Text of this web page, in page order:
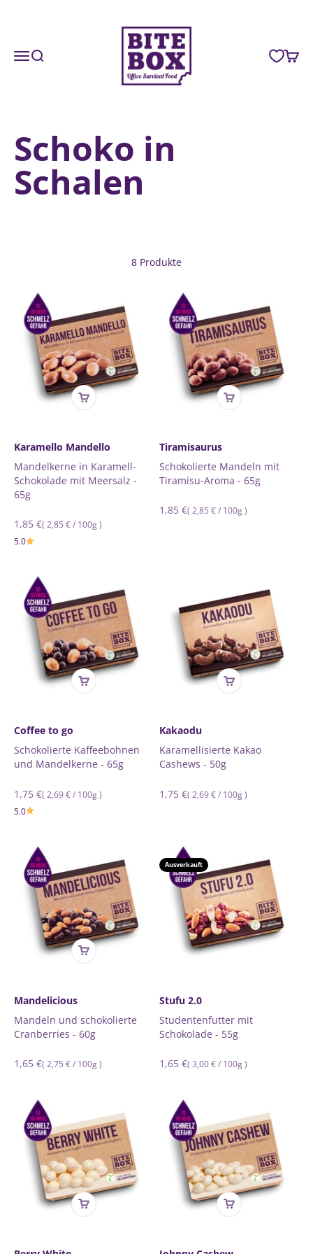
Navigationsmenü öffnen
Suche öffnen
BiteBox
Schoko in
Schalen
8 Produkte
Karamello Mandello
Mandelkerne in Karamell-
Schokolade mit Meersalz -
65g
Normaler
Preis
1,85 €Grundpreis
( 2,85 €/ pro
100g)
5.0
Tiramisaurus
Schokolierte Mandeln mit
Tiramisu-Aroma - 65g
Normaler
1,85 €Grundpreis
( 2,85 €/ pro
100g)
Coffee to go
Schokolierte Kaffeebohnen
und Mandelkerne - 65g
Normaler
Preis
1,75 €Grundpreis
( 2,69 €/ pro
100g)
5.0
Kakaodu
Karamellisierte Kakao
Cashews - 50g
Normaler
1,75 €Grundpreis
( 2,69 €/ pro
100g)
Mandelicious
Mandeln und schokolierte
Cranberries - 60g
Normaler
1,65 €Grundpreis
( 2,75 €/ pro
100g)
Ausverkauft
Stufu 2.0
Studentenfutter mit
Schokolade - 55g
Normaler
1,65 €Grundpreis
( 3,00 €/ pro
100g)